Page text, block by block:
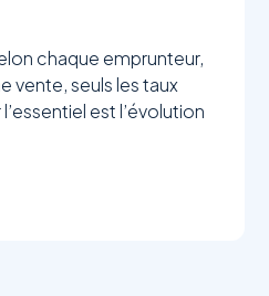
chaque emprunteur,
vente, seuls les taux
est l’évolution